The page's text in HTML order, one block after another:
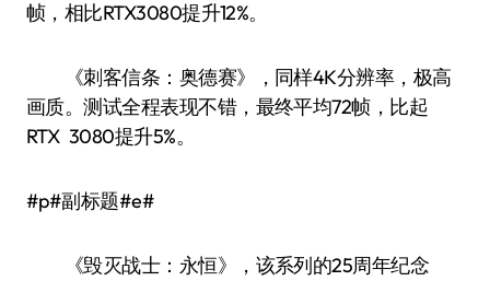
帧，相比RTX3080提升12%。
《刺客信条：奥德赛》，同样4K分辨率，极高
画质。测试全程表现不错，最终平均72帧，比起
RTX 3080提升5%。
#p#副标题#e#
《毁灭战士：永恒》，该系列的25周年纪念